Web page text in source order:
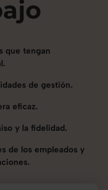
que tengan
de gestión.
eficaz.
y la fidelidad.
de los empleados y